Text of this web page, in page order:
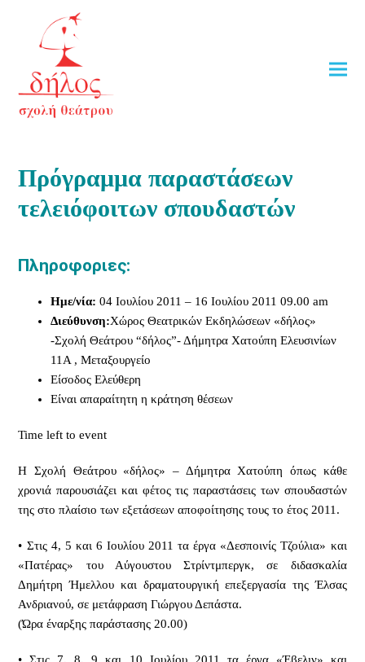
Πρόγραμμα παραστάσεων
τελειόφοιτων σπουδαστών
Πληροφοριες:
Ημε/νία: 04 Ιουλίου 2011 – 16 Ιουλίου 2011 09.00 am
Διεύθυνση:Χώρος Θεατρικών Εκδηλώσεων «δήλος»
-Σχολή Θεάτρου “δήλος”- Δήμητρα Χατούπη Ελευσινίων
11Α , Μεταξουργείο
Είσοδος Ελεύθερη
Είναι απαραίτητη η κράτηση θέσεων
Time left to event
H Σχολή Θεάτρου «δήλος» – Δήμητρα Χατούπη όπως κάθε
χρονιά παρουσιάζει και φέτος τις παραστάσεις των σπουδαστών
της στο πλαίσιο των εξετάσεων αποφοίτησης τους το έτος 2011.
• Στις 4, 5 και 6 Ιουλίου 2011 τα έργα «Δεσποινίς Τζούλια» και
«Πατέρας» του Αύγουστου Στρίντμπεργκ, σε διδασκαλία
Δημήτρη Ήμελλου και δραματουργική επεξεργασία της Έλσας
Ανδριανού, σε μετάφραση Γιώργου Δεπάστα.
(Ώρα έναρξης παράστασης 20.00)